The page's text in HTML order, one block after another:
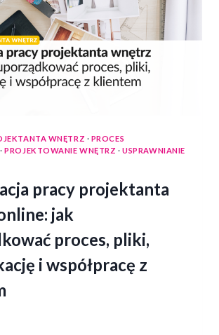
WNĘTRZ · PROCES
·PROJEKTOWANIE WNĘTRZ ·USPRAWNIANIE
pracy projektanta
jak
proces, pliki,
i współpracę z